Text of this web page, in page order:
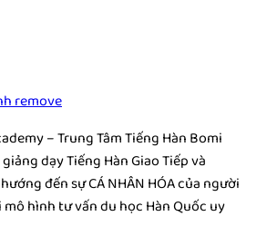
– Trung Tâm Tiếng Hàn Bomi
dạy Tiếng Hàn Giao Tiếp và
đến sự CÁ NHÂN HÓA của người
mô hình tư vấn du học Hàn Quốc uy